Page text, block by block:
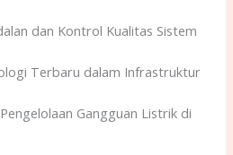
dan Kontrol Kualitas Sistem
Terbaru dalam Infrastruktur
Gangguan Listrik di